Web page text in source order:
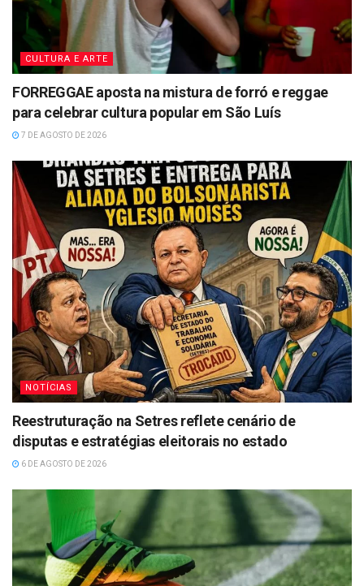
CULTURA E ARTE
FORREGGAE aposta na mistura de forró e reggae
para celebrar cultura popular em São Luís
7 DE AGOSTO DE 2026
NOTÍCIAS
Reestruturação na Setres reflete cenário de
disputas e estratégias eleitorais no estado
6 DE AGOSTO DE 2026